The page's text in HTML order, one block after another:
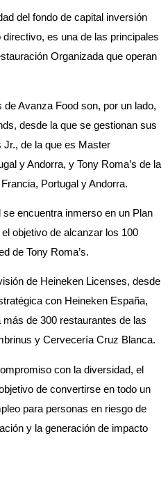
del fondo de capital inversión
es una de las principales
Organizada que operan
Avanza Food son, por un lado,
desde la que se gestionan sus
Jr., de la que es Master
y Andorra, y Tony Roma’s de la
Portugal y Andorra.
encuentra inmerso en un Plan
objetivo de alcanzar los 100
de Tony Roma’s.
de Heineken Licenses, desde
con Heineken España,
de 300 restaurantes de las
y Cervecería Cruz Blanca.
con la diversidad, el
de convertirse en todo un
para personas en riesgo de
y la generación de impacto